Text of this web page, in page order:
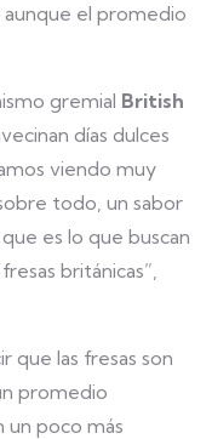
aunque el promedio
gremial British
días dulces
viendo muy
todo, un sabor
es lo que buscan
británicas”,
que las fresas son
promedio
un poco más